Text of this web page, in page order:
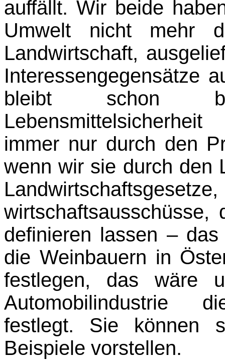
auffällt. Wir beide
Umwelt nicht mehr
Landwirtschaft,
Interessengegensätze
bleibt schon
immer nur durch den
wenn wir sie durch den
wirtschaftsausschüsse,
definieren lassen –
die Weinbauern in
festlegen, das wäre
Automobilindustrie
festlegt. Sie können
Beispiele vorstellen.